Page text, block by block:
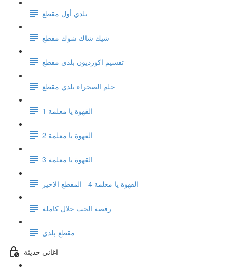
بلدي أول مقطع
شيك شاك شوك مقطع
تقسيم اكورديون بلدي مقطع
حلم الصحراء بلدي مقطع
القهوة يا معلمة 1
القهوة يا معلمة 2
القهوة يا معلمة 3
القهوة يا معلمة 4 _المقطع الاخير
رقصة الحب حلال كاملة
مقطع بلدي
اغاني حديثة